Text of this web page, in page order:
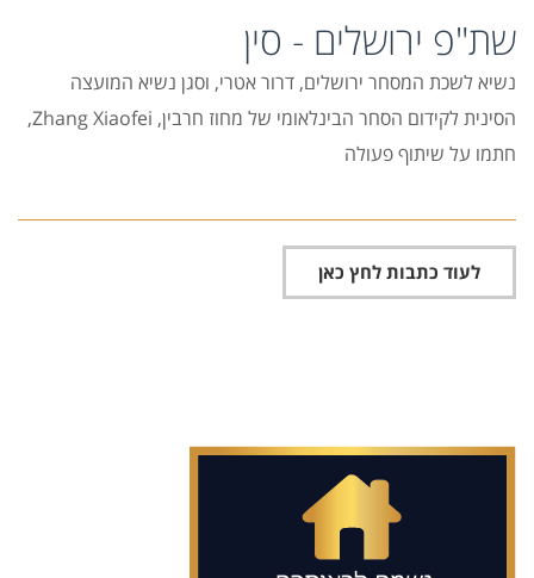
שת"פ ירושלים - סין
נשיא לשכת המסחר ירושלים, דרור אטרי, וסגן נשיא המועצה
הסינית לקידום הסחר הבינלאומי של מחוז חרבין, Zhang Xiaofei,
חתמו על שיתוף פעולה
לעוד כתבות לחץ כאן